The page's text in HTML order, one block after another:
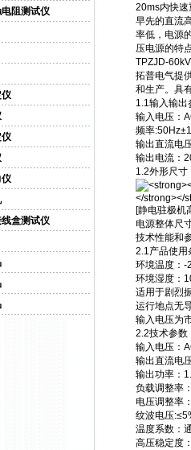
阻测试仪
盒测试仪
20ms内快速
早先的直流
率低，电源
压电源的特
TPZJD-
拓普电气提
和生产。具
1.1输入输出
输入电压：
频率
输出直流电
输出电流：
1.2外形尺寸
[静电驻极机
电源整体尺
技术性能和
2.1产品使用
环境温度：
环境湿度：
适用于剧烈
运行地点无
输入电压为
2.2技术参数
输入电压：
输出直流电
输出功率：
负载调整率
电压调整率
纹波电压
温度系数：
高压稳定度